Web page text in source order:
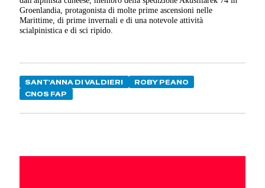
Groenlandia, protagonista di molte prime ascensioni nelle
Marittime, di prime invernali e di una notevole attività
scialpinistica e di sci ripido.
SANT'ANNA DI VALDIERI
ROBY PEANO
CNOS FAP